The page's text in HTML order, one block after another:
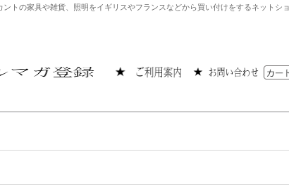
トの家具や雑貨、照明をイギリスやフランスなどから買い付けをするネットシ